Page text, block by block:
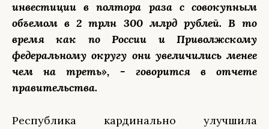
инвестиции в полтора раза с совокупным
объемом в 2 трлн 300 млрд рублей. В то
время как по России и Приволжскому
федеральному округу они увеличились менее
чем на треть», - говорится в отчете
правительства.
Республика кардинально улучшила